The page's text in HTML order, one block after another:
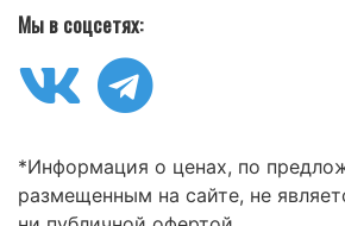
Мы в соцсетях:
*Информация о ценах, по
размещенным на сайте, не